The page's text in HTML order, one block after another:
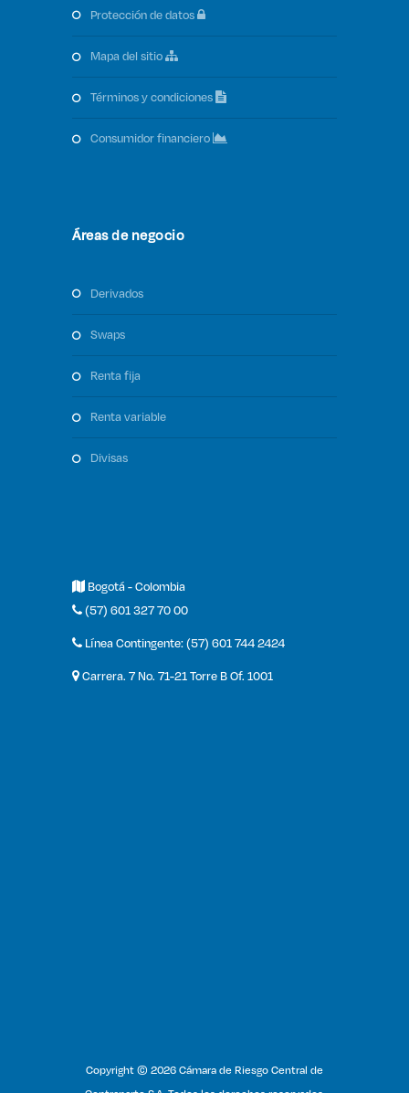
protección de datos
mapa del sitio
términos y condiciones
consumidor financiero
Áreas de negocio
derivados
swaps
renta fija
renta variable
divisas
Bogotá - Colombia
(57) 601 327 70 00
Línea Contingente: (57) 601 744 2424
Carrera. 7 No. 71-21 Torre B Of. 1001
Copyright © 2026 Cámara de Riesgo Central de